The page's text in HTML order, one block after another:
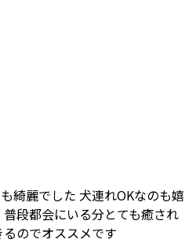
綺麗でした 犬連れOKなのも嬉
段都会にいる分とても癒され
のでオススメです